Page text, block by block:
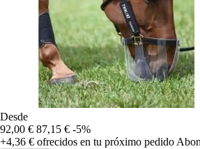
Desde
92,00 € 87,15 € -5%
+4,36 € ofrecidos en tu próximo pedido